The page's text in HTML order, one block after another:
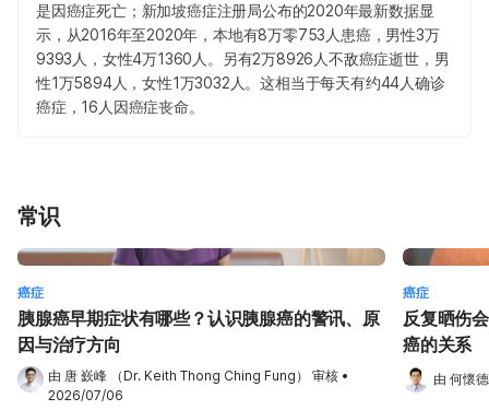
是因癌症死亡；新加坡癌症注册局公布的2020年最新数据显
示，从2016年至2020年，本地有8万零753人患癌，男性3万
9393人，女性4万1360人。另有2万8926人不敌癌症逝世，男
性1万5894人，女性1万3032人。这相当于每天有约44人确诊
癌症，16人因癌症丧命。
常识
癌症
胰腺癌早期症状有哪些？认识胰腺癌的警讯、原
因与治疗方向
由 唐 嶔峰 （Dr. Keith Thong Ching Fung） 审核 •
2026/07/06
癌症
反复晒伤
癌的关系
由 何懷